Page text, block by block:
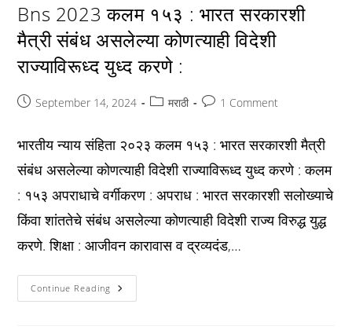
Bns 2023 कलम १५३ : भारत सरकारशी
मैत्री संबंध असलेल्या कोणत्याही विदेशी
राज्याविरूध्द युध्द करणे :
PostSeptember 14, 2024
Postमराठी
Post1 Comment
भारतीय न्याय संहिता २०२३ कलम १५३ : भारत सरकारशी मैत्री
संबंध असलेल्या कोणत्याही विदेशी राज्याविरूध्द युध्द करणे : कलम
: १५३ अपराधाचे वर्गीकरण : अपराध : भारत सरकारशी सलोख्याचे
किंवा शांततेचे संबंध असलेल्या कोणत्याही विदेशी राज्य विरुद्ध युद्ध
करणे. शिक्षा : आजीवन कारावास व द्रव्यदंड,…
Continue Reading Bns
2023